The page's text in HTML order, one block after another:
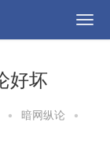
好坏
• 暗网纵论
•